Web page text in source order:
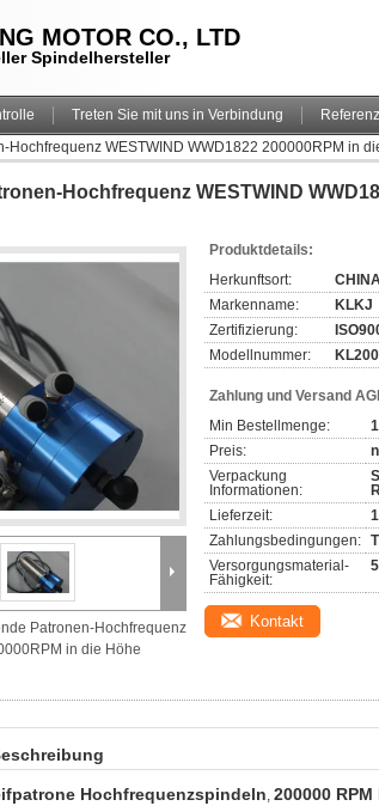
MOTOR CO., LTD
Spindelhersteller
Treten Sie mit uns in Verbindung
Hochfrequenz WESTWIND WWD1822 200000RPM in
Hochfrequenz WESTWIND
Patronen-Hochfrequenz
in die Höhe
Produktdetails:
Herkunftsort:
Markenname:
KLKJ
Zertifizierung:
Modellnummer:
Zahlung und Versand
Min Bestellmenge:
Preis:
Verpackung
Informationen:
Lieferzeit:
Zahlungsbedingungen:
Versorgungsmaterial-
Fähigkeit:
Kontakt
Hochfrequenzspindeln, 200000